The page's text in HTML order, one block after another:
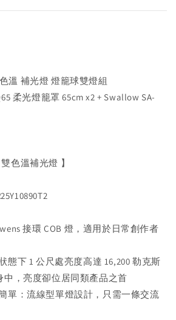
溫 補光燈 燈籠球雙燈組
柔光燈籠罩 65cm x2 + Swallow SA-
色溫補光燈 】
接環 COB 燈，適用於日常創作者
態下 1 公尺處亮度高達 16,200 勒克斯
，亮度卻位居同類產品之首
單：流線型單燈設計，只需一條交流